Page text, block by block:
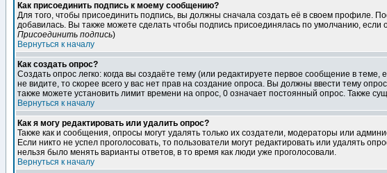
Как присоединить подпись к моему сообщению?
Для того, чтобы присоединить подпись, вы должны сначала создать её в своем профиле.
добавилась. Вы также можете сделать чтобы подпись присоединялась по умолчанию,
Присоединить подпись)
Вернуться к началу
Как создать опрос?
Создать опрос легко: когда вы создаёте тему (или редактируете первое сообщение в
не видите, то скорее всего у вас нет прав на создание опроса. Вы должны ввести тему
также можете установить лимит времени на опрос, 0 означает постоянный опрос. Также
Вернуться к началу
Как я могу редактировать или удалить опрос?
Также как и сообщения, опросы могут удалять только их создатели, модераторы или
Если никто не успел проголосовать, то пользователи могут редактировать или удалять
нельзя было менять варианты ответов, в то время как люди уже проголосовали.
Вернуться к началу